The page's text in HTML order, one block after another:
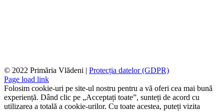
© 2022 Primăria Vlădeni | Protecția datelor (GDPR)
Page load link
Folosim cookie-uri pe site-ul nostru pentru a vă oferi cea mai bună
experiență. Dând clic pe „Acceptați toate”, sunteți de acord cu
utilizarea a totală a cookie-urilor. Cu toate acestea, puteți vizita